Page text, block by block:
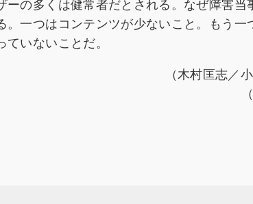
。一つはコンテンツが少ないこと。もう
いないことだ。
（木村匡志／